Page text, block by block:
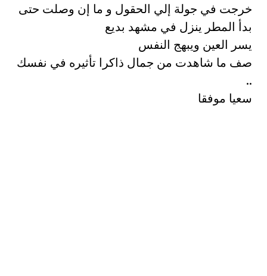
خرجت في جولة إلي الحقول و ما إن وصلت حتى
بدأ المطر ينزل في مشهد بديع
يسر العين ويبهج النفس
صف ما شاهدت من جمال ذاكرا تأثيره في نفسك
..
سعيا موفقا